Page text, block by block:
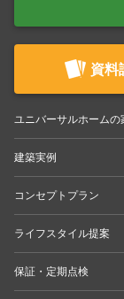
資料
ユニバーサルホームの
建築実例
コンセプトプラン
ライフスタイル提案
保証・定期点検